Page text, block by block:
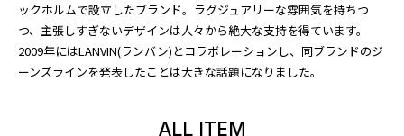
ックホルムで設立したブランド。ラグジュアリーな雰囲気を持ちつ
つ、主張しすぎないデザインは人々から絶大な支持を得ています。
2009年にはLANVIN(ランバン)とコラボレーションし、同ブランドのジ
ーンズラインを発表したことは大きな話題になりました。
ALL ITEM